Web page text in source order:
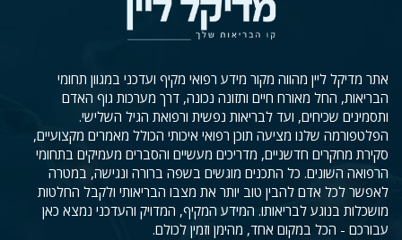
אתר מדיקל ליין מהווה מקור מידע רפואי מקיף ועדכני במגוון תחומי
הבריאות, החל מאורח חיים ותזונה נכונה, דרך מערכות גוף האדם
ותסמינים שכיחים, ועד לבריאות נפשית ורפואת הגיל השלישי.
הפלטפורמה שלנו מציעה תוכן רפואי איכותי הכולל מאמרים מקצועיים,
סקירת מחקרים חדשניים, מדריכים מעשיים והסברים מעמיקים בתחומי
הרפואה השונים. כל התכנים מוגשים בשפה ברורה ונגישה, במטרה
לאפשר לכל אדם להבין טוב יותר את מצבו הבריאותי ולקבל החלטות
מושכלות בנוגע לבריאותו. המידע המקיף, המדויק והעדכני נמצא כאן
עבורכם - הכל במקום אחד, מהימן וזמין לכולם.